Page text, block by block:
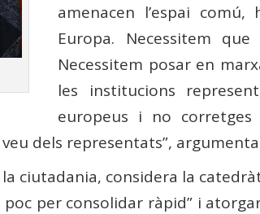
amenacen l’espai
Europa. Necessitem
Necessitem posar en
les institucions
europeus i no corretges
dels representats”,
ciutadania, considera la
per consolidar ràpid” i